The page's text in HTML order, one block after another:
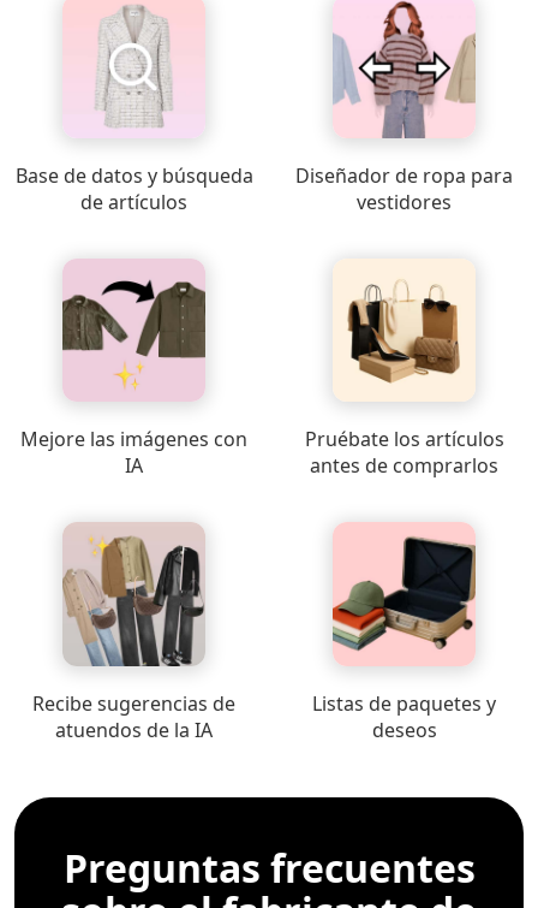
Base de datos y búsqueda
de artículos
Diseñador de ropa para
vestidores
Mejore las imágenes con
IA
Pruébate los artículos
antes de comprarlos
Recibe sugerencias de
atuendos de la IA
Listas de paquetes y
deseos
Preguntas frecuentes